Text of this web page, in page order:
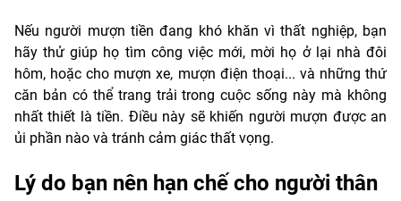
Nếu người mượn tiền đang khó khăn vì thất nghiệp, bạn
hãy thử giúp họ tìm công việc mới, mời họ ở lại nhà đôi
hôm, hoặc cho mượn xe, mượn điện thoại... và những thứ
căn bản có thể trang trải trong cuộc sống này mà không
nhất thiết là tiền. Điều này sẽ khiến người mượn được an
ủi phần nào và tránh cảm giác thất vọng.
Lý do bạn nên hạn chế cho người thân